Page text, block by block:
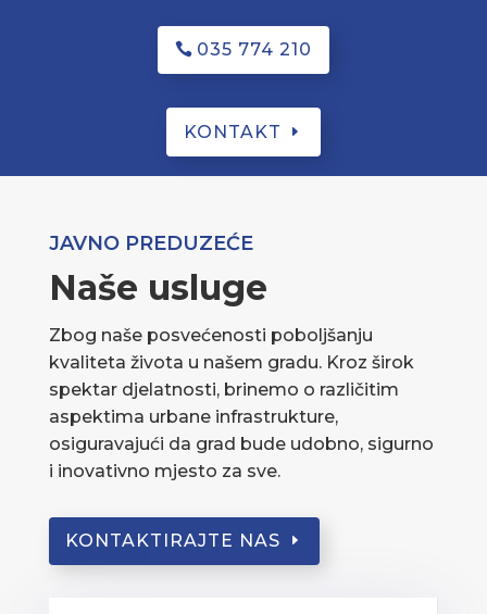
035 774 210
KONTAKT
JAVNO PREDUZEĆE
Naše usluge
Zbog naše posvećenosti poboljšanju
kvaliteta života u našem gradu. Kroz širok
spektar djelatnosti, brinemo o različitim
aspektima urbane infrastrukture,
osiguravajući da grad bude udobno, sigurno
i inovativno mjesto za sve.
KONTAKTIRAJTE NAS